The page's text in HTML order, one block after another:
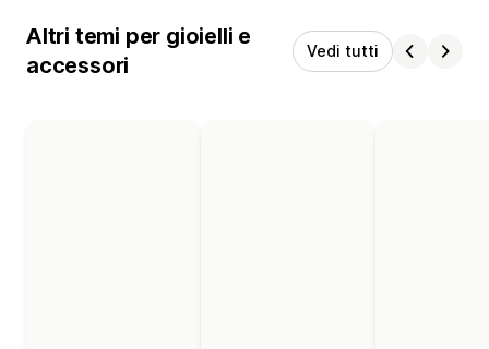
Altri temi per gioielli e
accessori
Vedi tutti